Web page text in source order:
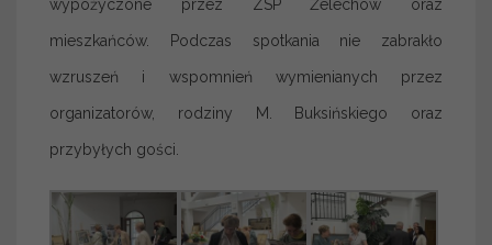
wypożyczone przez ZSP Żelechów oraz
mieszkańców. Podczas spotkania nie zabrakło
wzruszeń i wspomnień wymienianych przez
organizatorów, rodziny M. Buksińskiego oraz
przybyłych gości.